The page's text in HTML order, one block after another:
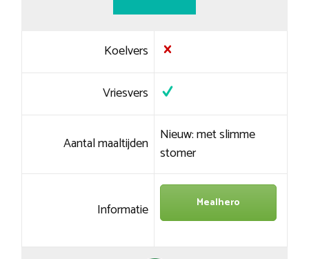
Koelvers
Vriesvers
Aantal maaltijden Nieuw: met slimme
stomer
Informatie Mealhero